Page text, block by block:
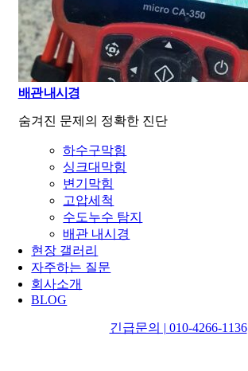
배관 내시경
숨겨진 문제의 정확한 진단
하수구막힘
싱크대막힘
변기막힘
고압세척
수도누수 탐지
배관 내시경
현장 갤러리
자주하는 질문
회사소개
BLOG
긴급문의 | 010-4266-1136